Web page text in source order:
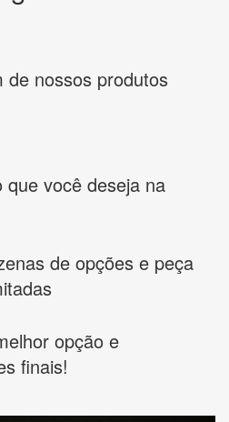
de nossos produtos
você deseja na
de opções e peça
opção e
finais!